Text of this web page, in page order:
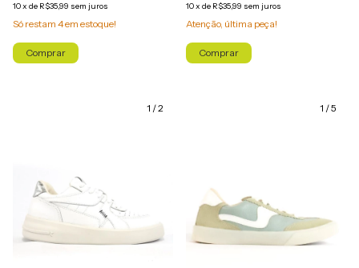
10x de R$35,99 sem juros
Só restam 4em estoque!
Comprar
10x de R$35,99 sem juros
Atenção, última peça!
Comprar
1 /2 1 /5